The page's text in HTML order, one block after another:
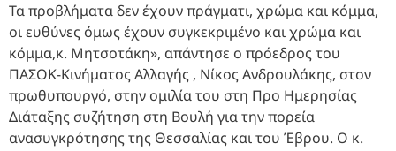
Τα προβλήματα δεν έχουν πράγματι, χρώμα και κόμμα,
οι ευθύνες όμως έχουν συγκεκριμένο και χρώμα και
κόμμα,κ. Μητσοτάκη», απάντησε ο πρόεδρος του
ΠΑΣΟΚ-Κινήματος Αλλαγής , Νίκος Ανδρουλάκης, στον
πρωθυπουργό, στην ομιλία του στη Προ Ημερησίας
Διάταξης συζήτηση στη Βουλή για την πορεία
ανασυγκρότησης της Θεσσαλίας και του Έβρου. Ο κ.